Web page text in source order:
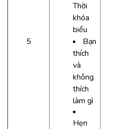
5
Thời
khóa
biểu
Bạn
thích
và
không
thích
làm gì
Hẹn